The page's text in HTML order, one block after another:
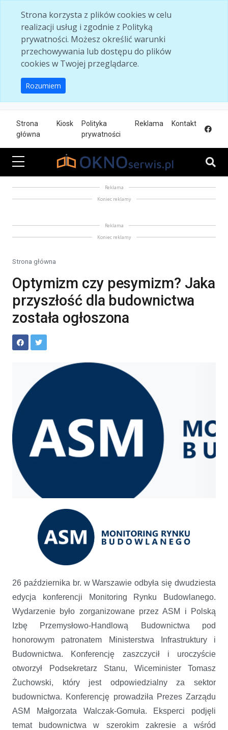
Strona korzysta z plików cookies w celu
realizacji usług i zgodnie z Polityką
prywatności. Możesz określić warunki
przechowywania lub dostępu do plików
cookies w Twojej przeglądarce.
Rozumiem
Strona
główna
Kiosk
Polityka
prywatności
Reklama Kontakt
Reklama
Koniec reklamy
Reklama
Koniec reklamy
Strona główna
Optymizm czy pesymizm? Jaka
przyszłość dla budownictwa
została ogłoszona
Optymizm czy pesymizm? Jaka przyszłość dla budownictwa została
ogłoszona
26 października br. w Warszawie odbyła się dwudziesta
edycja konferencji Monitoring Rynku Budowlanego.
Wydarzenie było zorganizowane przez ASM i Polską
Izbę Przemysłowo-Handlową Budownictwa pod
honorowym patronatem Ministerstwa Infrastruktury i
Budownictwa. Konferencję zaszczycił i uroczyście
otworzył Podsekretarz Stanu, Wiceminister Tomasz
Żuchowski, który jest odpowiedzialny za sektor
budownictwa. Konferencję prowadziła Prezes Zarządu
ASM Małgorzata Walczak-Gomuła. Eksperci podjęli
temat budownictwa w szerokim zakresie a wśród